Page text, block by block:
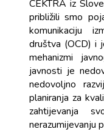
CEKTRA iz
približili smo
komunikaciju
društva (OCD) i
mehanizmi
javnosti je
nedovoljno
planiranja za
zahtijevanja
nerazumijevanju